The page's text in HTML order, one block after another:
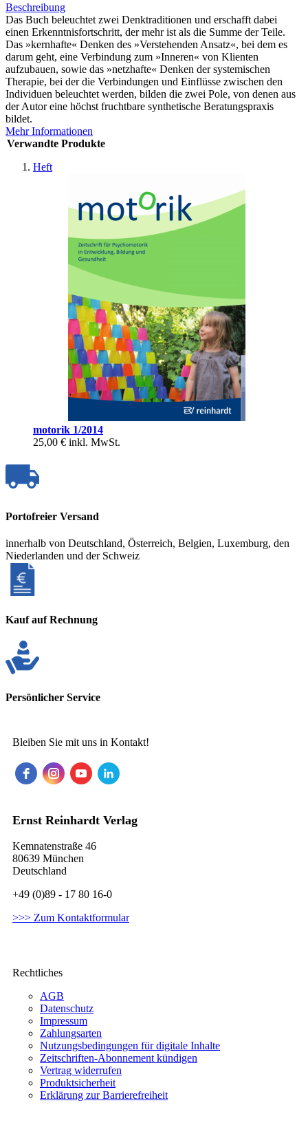
Beschreibung
Das Buch beleuchtet zwei Denktraditionen und erschafft dabei
einen Erkenntnisfortschritt, der mehr ist als die Summe der Teile.
Das »kernhafte« Denken des »Verstehenden Ansatz«, bei dem es
darum geht, eine Verbindung zum »Inneren« von Klienten
aufzubauen, sowie das »netzhafte« Denken der systemischen
Therapie, bei der die Verbindungen und Einflüsse zwischen den
Individuen beleuchtet werden, bilden die zwei Pole, von denen aus
der Autor eine höchst fruchtbare synthetische Beratungspraxis
bildet.
Mehr Informationen
Verwandte Produkte
Heft
motorik 1/2014
25,00 € inkl. MwSt.
Portofreier Versand
innerhalb von Deutschland, Österreich, Belgien, Luxemburg, den
Niederlanden und der Schweiz
Kauf auf Rechnung
Persönlicher Service
Bleiben Sie mit uns in Kontakt!
Ernst Reinhardt Verlag
Kemnatenstraße 46
80639 München
Deutschland
+49 (0)89 - 17 80 16-0
>>> Zum Kontaktformular
Rechtliches
AGB
Datenschutz
Impressum
Zahlungsarten
Nutzungsbedingungen für digitale Inhalte
Zeitschriften-Abonnement kündigen
Vertrag widerrufen
Produktsicherheit
Erklärung zur Barrierefreiheit